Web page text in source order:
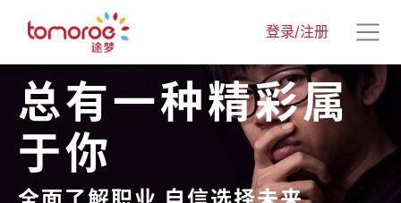
登录/注册
总有一种精彩属
于你